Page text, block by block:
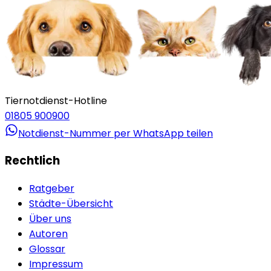
Tiernotdienst-Hotline
01805 900900
Notdienst-Nummer per WhatsApp teilen
Rechtlich
Ratgeber
Städte-Übersicht
Über uns
Autoren
Glossar
Impressum